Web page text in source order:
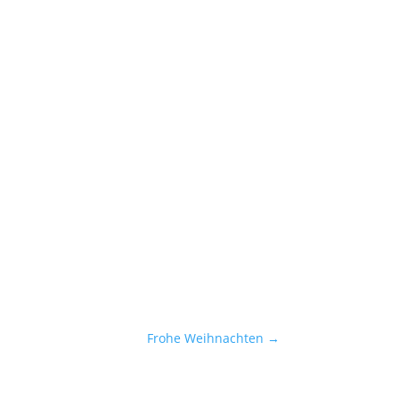
Frohe Weihnachten →